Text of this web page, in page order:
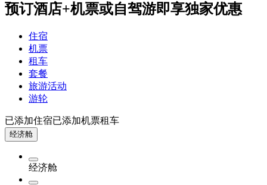
预订酒店+机票或自驾游即享独家优惠
住宿
机票
租车
套餐
旅游活动
游轮
已添加住宿已添加机票租车
经济舱
经济舱